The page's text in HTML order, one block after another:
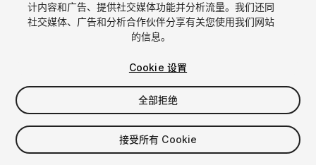
1/17
$329
增值税将在结算时计算
计内容和广告、提供社交媒体功能并分析流量。我们还同
社交媒体、广告和分析合作伙伴分享有关您使用我们网站
的信息。
Cookie 设置
全部拒绝
接受所有 Cookie